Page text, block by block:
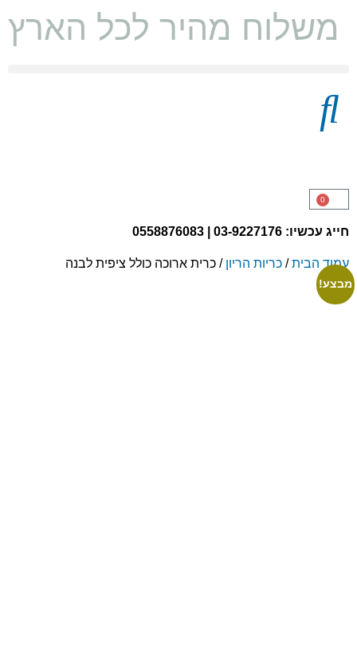
משלוח מהיר לכל הארץ
0
חייג עכשיו: 03-9227176 | 0558876083
עמוד הבית/ כריות הריון / כרית ארוכה כולל ציפית לבנה
מבצע!